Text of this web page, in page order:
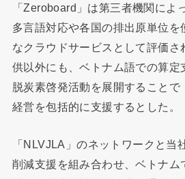
「Zeroboard」は第三者機関によ
多言語対応や各国の排出原単位
なクラウドサービスとして評価さ
供以外にも、ベトナム語での算定
脱炭素啓発活動を展開すること
経営を包括的に支援するとした。
「NLVJLA」のネットワークと当
削減支援を組み合わせ、ベトナム